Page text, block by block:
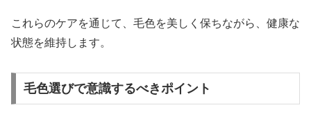
これらのケアを通じて、毛色を美しく保ちながら、健康な
状態を維持します。
毛色選びで意識するべきポイント